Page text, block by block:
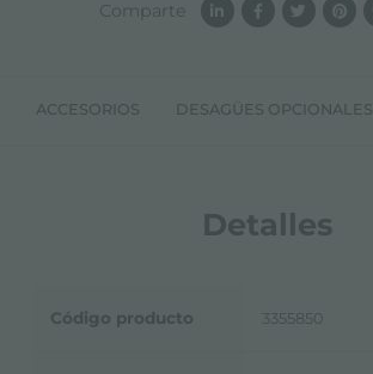
ACCESORIOS DESAGÜES OPCIONALES
Detalles
Código producto 3355850
Comparte